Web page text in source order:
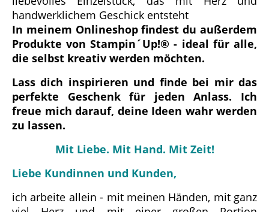
handwerklichem Geschick entsteht
In meinem Onlineshop findest du außerdem
Produkte von Stampin´Up!® - ideal für alle,
die selbst kreativ werden möchten.
Lass dich inspirieren und finde bei mir das
perfekte Geschenk für jeden Anlass. Ich
freue mich darauf, deine Ideen wahr werden
zu lassen.
Mit Liebe. Mit Hand. Mit Zeit!
Liebe Kundinnen und Kunden,
ich arbeite allein - mit meinen Händen, mit ganz